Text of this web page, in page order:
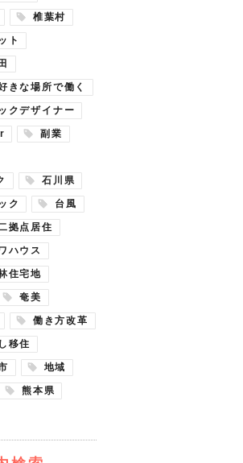
椎葉村
ト
きな場所で働く
クデザイナー
副業
石川県
ク 台風
拠点居住
ハウス
住宅地
奄美
働き方改革
移住
地域
熊本県